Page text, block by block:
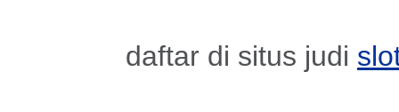
daftar di situs judi